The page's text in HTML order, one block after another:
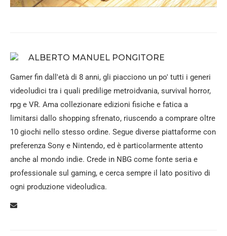
ALBERTO MANUEL PONGITORE
Gamer fin dall'età di 8 anni, gli piacciono un po' tutti i generi
videoludici tra i quali predilige metroidvania, survival horror,
rpg e VR. Ama collezionare edizioni fisiche e fatica a
limitarsi dallo shopping sfrenato, riuscendo a comprare oltre
10 giochi nello stesso ordine. Segue diverse piattaforme con
preferenza Sony e Nintendo, ed è particolarmente attento
anche al mondo indie. Crede in NBG come fonte seria e
professionale sul gaming, e cerca sempre il lato positivo di
ogni produzione videoludica.